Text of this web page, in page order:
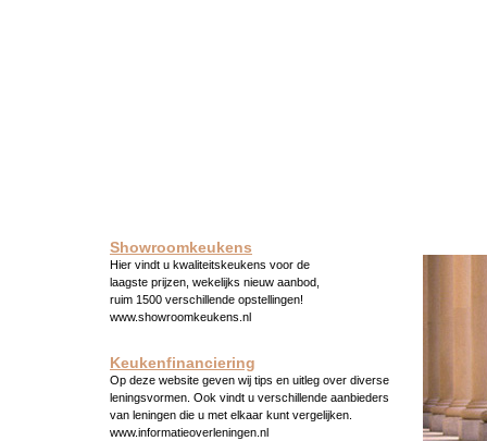
Showroomkeukens
Hier vindt u kwaliteitskeukens voor de
laagste prijzen, wekelijks nieuw aanbod,
ruim 1500 verschillende opstellingen!
www.showroomkeukens.nl
Keukenfinanciering
Op deze website geven wij tips en uitleg over diverse
leningsvormen. Ook vindt u verschillende aanbieders
van leningen die u met elkaar kunt vergelijken.
www.informatieoverleningen.nl